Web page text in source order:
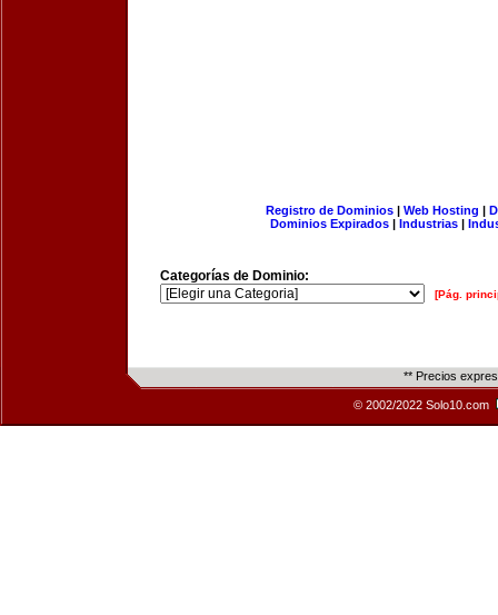
Registro de Dominios| Web Hosting |
Dominios Expirados | Industrias |
Categorías de Dominio:
[Pág.
** Precios
© 2002/2022 Solo10.com